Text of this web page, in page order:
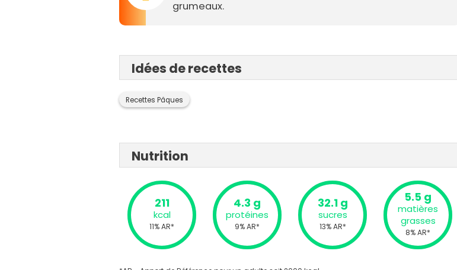
grumeaux.
Idées de recettes
Recettes Pâques
Nutrition
211
kcal
11% AR*
4.3 g
protéines
9% AR*
32.1 g
sucres
13% AR*
5.5 g
matières
grasses
8% AR*